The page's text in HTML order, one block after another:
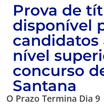
Prova de
disponível
candidatos
nível
concurso
Santana
O Prazo Termina Dia 9